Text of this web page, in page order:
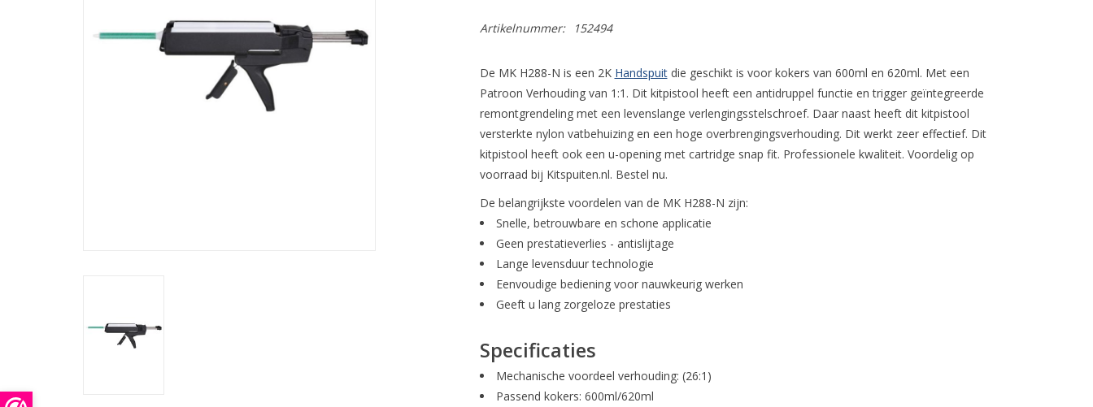
Artikelnummer: 152494
De MK H288-N is een 2K Handspuitdie geschikt is voor kokers van 600ml en 620ml. Met een
Patroon Verhouding van 1:1. Dit kitpistool heeft een antidruppel functie en trigger geïntegreerde
remontgrendeling met een levenslange verlengingsstelschroef. Daar naast heeft dit kitpistool
versterkte nylon vatbehuizing en een hoge overbrengingsverhouding. Dit werkt zeer effectief. Dit
kitpistool heeft ook een u-opening met cartridge snap fit. Professionele kwaliteit. Voordelig op
voorraad bij Kitspuiten.nl. Bestel nu.
De belangrijkste voordelen van de MK H288-N zijn:
Snelle, betrouwbare en schone applicatie
Geen prestatieverlies - antislijtage
Lange levensduur technologie
Eenvoudige bediening voor nauwkeurig werken
Geeft u lang zorgeloze prestaties
Specificaties
Mechanische voordeel verhouding: (26:1)
Passend kokers: 600ml/620ml